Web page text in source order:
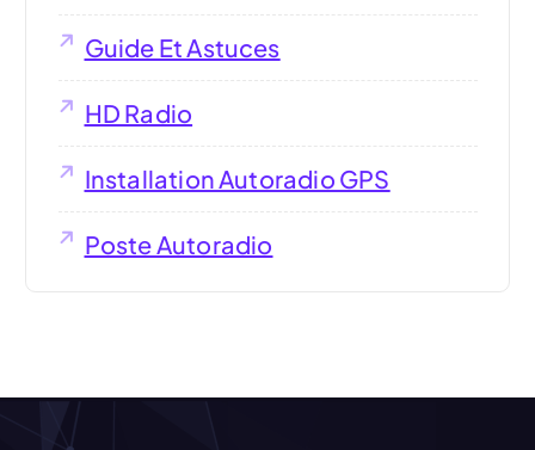
Guide Et Astuces
HD Radio
Installation Autoradio GPS
Poste Autoradio